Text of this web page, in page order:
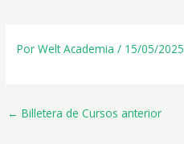
PorWelt Academia/ 15/05/2025
← Billetera de Cursos anterior